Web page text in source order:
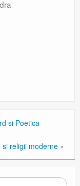
si Poetica
religii moderne »